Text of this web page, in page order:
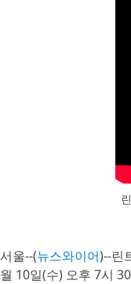
서울--(뉴스와이어)--린
월 10일(수) 오후 7시